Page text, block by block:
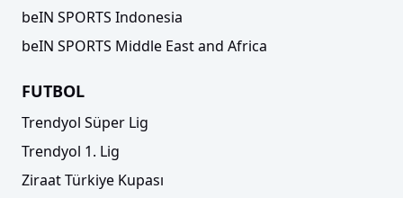
beIN SPORTS Indonesia
beIN SPORTS Middle East and Africa
FUTBOL
Trendyol Süper Lig
Trendyol 1. Lig
Ziraat Türkiye Kupası